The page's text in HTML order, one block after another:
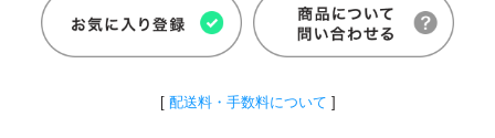
[ 配送料・手数料について ]